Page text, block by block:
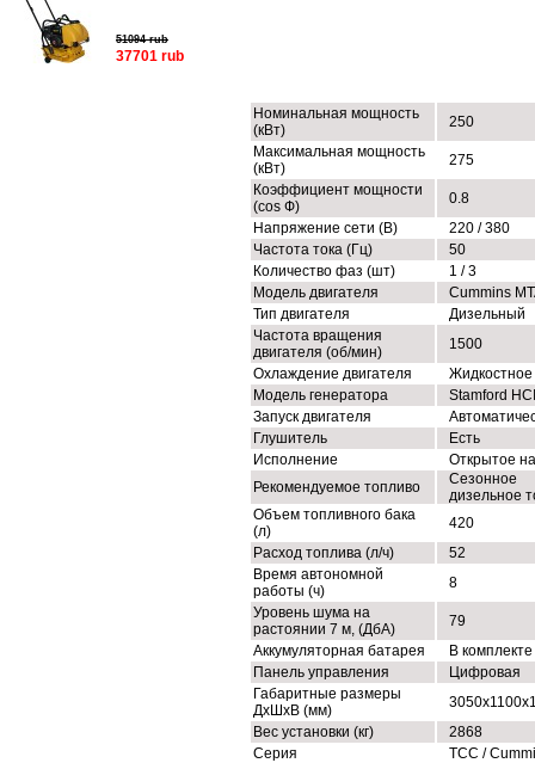
51094 rub
37701 rub
Номинальная мощность
(кВт)
250
Максимальная мощность
(кВт)
275
Коэффициент мощности
(cos Ф)
0.8
Напряжение сети (В)
220 / 380
Частота тока (Гц)
50
Количество фаз (шт)
1 / 3
Модель двигателя
Cummins
Тип двигателя
Дизельный
Частота вращения
двигателя (об/мин)
1500
Охлаждение двигателя
Жидкостное
Модель генератора
Stamford
Запуск двигателя
Глушитель
Есть
Исполнение
Открытое
Рекомендуемое топливо
Сезонное
дизельное
Объем топливного бака
(л)
420
Расход топлива (л/ч)
52
Время автономной
работы (ч)
8
Уровень шума на
растоянии 7 м, (ДбА)
79
Аккумуляторная батарея
В комплекте
Панель управления
Цифровая
Габаритные размеры
ДхШхВ (мм)
Вес установки (кг)
2868
Серия
ТСС /